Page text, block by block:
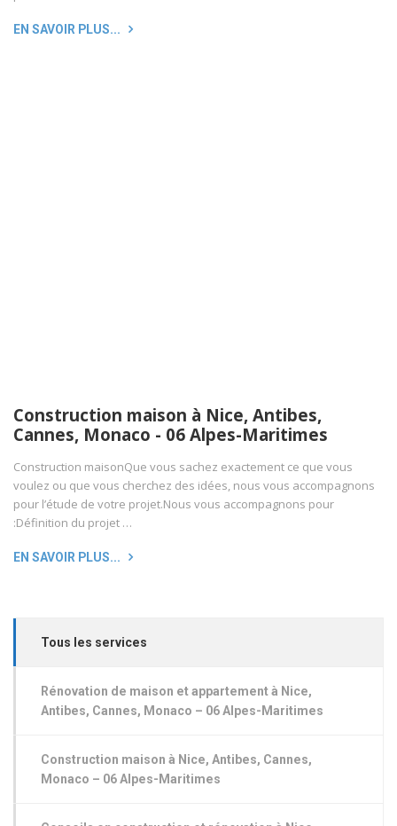
EN SAVOIR PLUS...
Construction maison à Nice, Antibes,
Cannes, Monaco - 06 Alpes-Maritimes
Construction maisonQue vous sachez exactement ce que vous
voulez ou que vous cherchez des idées, nous vous accompagnons
pour l’étude de votre projet.Nous vous accompagnons pour
:Définition du projet …
EN SAVOIR PLUS...
Tous les services
Rénovation de maison et appartement à Nice,
Antibes, Cannes, Monaco – 06 Alpes-Maritimes
Construction maison à Nice, Antibes, Cannes,
Monaco – 06 Alpes-Maritimes